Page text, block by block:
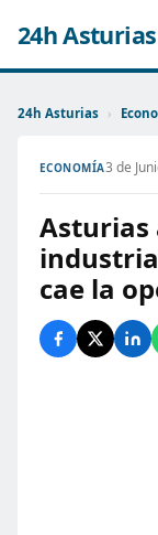
24h Asturias
24h Asturias ›
ECONOMÍA3 de
Asturias
cae la